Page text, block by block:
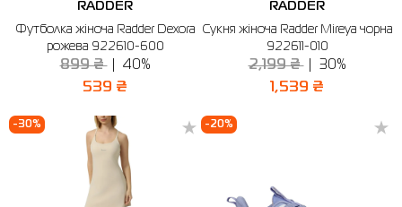
RADDER
Футболка жіноча Radder Dexora
рожева 922610-600
899 ₴ 40%
539 ₴
RADDER
Сукня жіноча Radder Mireya чорна
922611-010
2,199 ₴ 30%
1,539 ₴
-30% -20%